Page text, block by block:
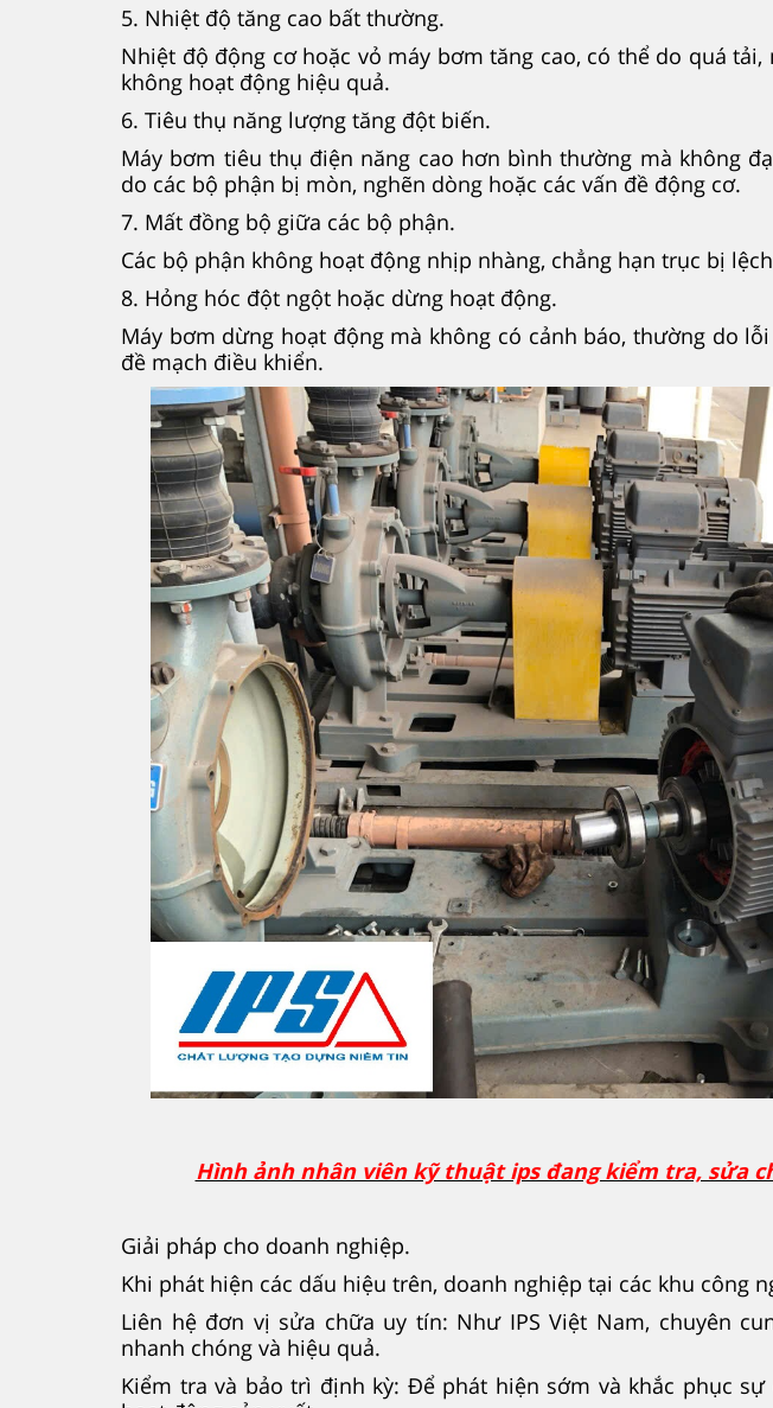
5. Nhiệt độ tăng cao bất thường.
Nhiệt độ động cơ hoặc vỏ máy bơm tăng cao, có thể do quá
không hoạt động hiệu quả.
6. Tiêu thụ năng lượng tăng đột biến.
Máy bơm tiêu thụ điện năng cao hơn bình thường mà không
do các bộ phận bị mòn, nghẽn dòng hoặc các vấn đề động cơ.
7. Mất đồng bộ giữa các bộ phận.
Các bộ phận không hoạt động nhịp nhàng, chẳng hạn trục bị
8. Hỏng hóc đột ngột hoặc dừng hoạt động.
Máy bơm dừng hoạt động mà không có cảnh báo, thường do
đề mạch điều khiển.
Hình ảnh nhân viên kỹ thuật ips đang kiểm tra, sửa
Giải pháp cho doanh nghiệp.
Khi phát hiện các dấu hiệu trên, doanh nghiệp tại các khu công
Liên hệ đơn vị sửa chữa uy tín: Như IPS Việt Nam, chuyên
nhanh chóng và hiệu quả.
Kiểm tra và bảo trì định kỳ: Để phát hiện sớm và khắc phục